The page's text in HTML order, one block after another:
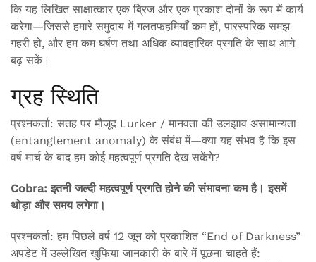
कि यह लिखित साक्षात्कार एक ब्रिज और एक प्रकाश दोनों के रूप में कार्य
करेगा—जिससे हमारे समुदाय में गलतफहमियाँ कम हों, पारस्परिक समझ
गहरी हो, और हम कम घर्षण तथा अधिक व्यावहारिक प्रगति के साथ आगे
बढ़ सकें।
ग्रह स्थिति
प्रश्नकर्ता: सतह पर मौजूद Lurker / मानवता की उलझाव असामान्यता
(entanglement anomaly) के संबंध में—क्या यह संभव है कि इस
वर्ष मार्च के बाद हम कोई महत्वपूर्ण प्रगति देख सकेंगे?
Cobra: इतनी जल्दी महत्वपूर्ण प्रगति होने की संभावना कम है। इसमें
थोड़ा और समय लगेगा।
प्रश्नकर्ता: हम पिछले वर्ष 12 जून को प्रकाशित “End of Darkness”
अपडेट में उल्लेखित खुफिया जानकारी के बारे में पूछना चाहते हैं: